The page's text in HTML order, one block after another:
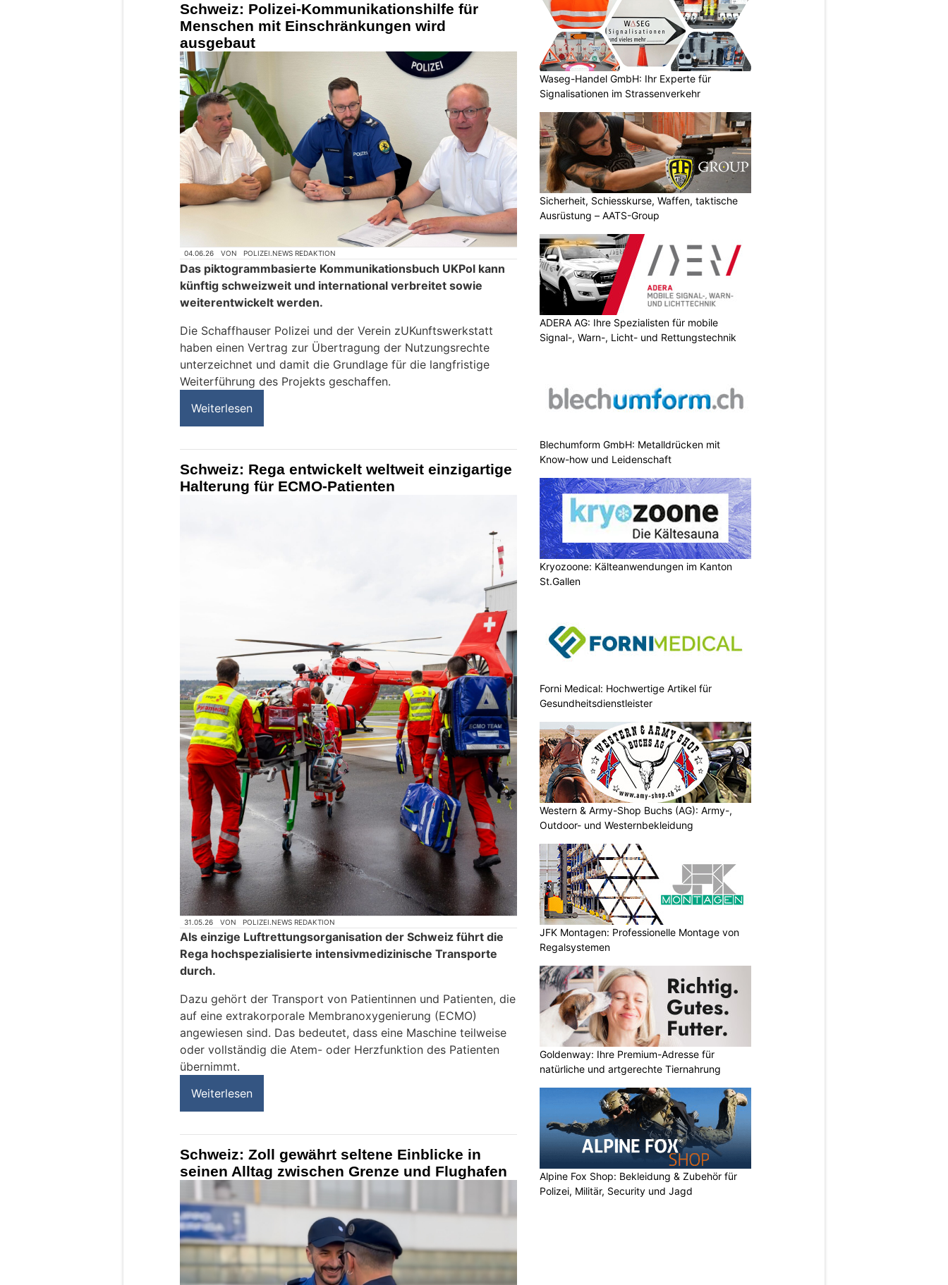
Schweiz: Polizei-Kommunikationshilfe für
Menschen mit Einschränkungen wird
ausgebaut
04.06.26 VON POLIZEI.NEWS REDAKTION
Das piktogrammbasierte Kommunikationsbuch UKPol kann
künftig schweizweit und international verbreitet sowie
weiterentwickelt werden.
Die Schaffhauser Polizei und der Verein zUKunftswerkstatt
haben einen Vertrag zur Übertragung der Nutzungsrechte
unterzeichnet und damit die Grundlage für die langfristige
Weiterführung des Projekts geschaffen.
Weiterlesen
Schweiz: Rega entwickelt weltweit einzigartige
Halterung für ECMO-Patienten
31.05.26 VON POLIZEI.NEWS REDAKTION
Als einzige Luftrettungsorganisation der Schweiz führt die
Rega hochspezialisierte intensivmedizinische Transporte
durch.
Dazu gehört der Transport von Patientinnen und Patienten, die
auf eine extrakorporale Membranoxygenierung (ECMO)
angewiesen sind. Das bedeutet, dass eine Maschine teilweise
oder vollständig die Atem- oder Herzfunktion des Patienten
übernimmt.
Weiterlesen
Schweiz: Zoll gewährt seltene Einblicke in
seinen Alltag zwischen Grenze und Flughafen
Waseg-Handel GmbH: Ihr Experte für
Signalisationen im Strassenverkehr
Sicherheit, Schiesskurse, Waffen, taktische
Ausrüstung – AATS-Group
ADERA AG: Ihre Spezialisten für mobile
Signal-, Warn-, Licht- und Rettungstechnik
Blechumform GmbH: Metalldrücken mit
Know-how und Leidenschaft
Kryozoone: Kälteanwendungen im Kanton
St.Gallen
Forni Medical: Hochwertige Artikel für
Gesundheitsdienstleister
Western & Army-Shop Buchs (AG): Army-,
Outdoor- und Westernbekleidung
JFK Montagen: Professionelle Montage von
Regalsystemen
Goldenway: Ihre Premium-Adresse für
natürliche und artgerechte Tiernahrung
Alpine Fox Shop: Bekleidung & Zubehör für
Polizei, Militär, Security und Jagd